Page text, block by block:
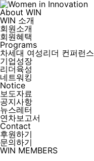
About WIN
WIN 소개
회원소개
회원혜택
Programs
차세대 여성리더 컨퍼런스
기업성장
리더육성
네트워킹
Notice
보도자료
공지사항
뉴스레터
연차보고서
Contact
후원하기
문의하기
WIN MEMBERS